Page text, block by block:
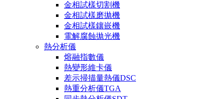
金相試樣切割機
金相試樣磨拋機
金相試樣鑲嵌機
電解腐蝕拋光機
熱分析儀
熔融指數儀
熱變形維卡儀
差示掃描量熱儀DSC
熱重分析儀TGA